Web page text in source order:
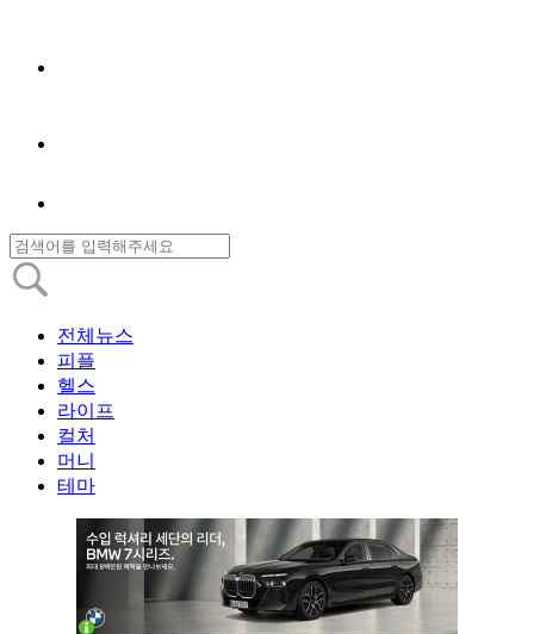
전체뉴스
피플
헬스
라이프
컬처
머니
테마